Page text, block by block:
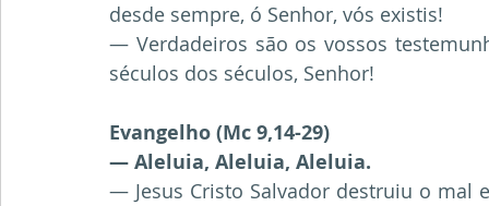
desde sempre, ó Senhor, vós existis!
— Verdadeiros são os vossos
séculos dos séculos, Senhor!
Evangelho (Mc 9,14-29)
— Aleluia, Aleluia, Aleluia.
— Jesus Cristo Salvador destruiu o mal